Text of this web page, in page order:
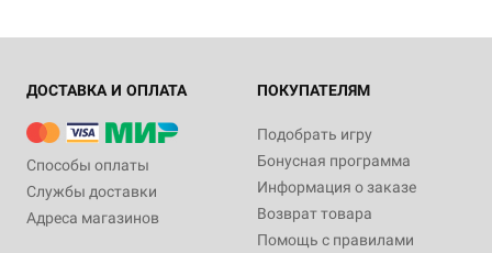
ДОСТАВКА И ОПЛАТА
Способы оплаты
Службы доставки
Адреса магазинов
ПОКУПАТЕЛЯМ
Подобрать игру
Бонусная программа
Информация о заказе
Возврат товара
Помощь с правилами